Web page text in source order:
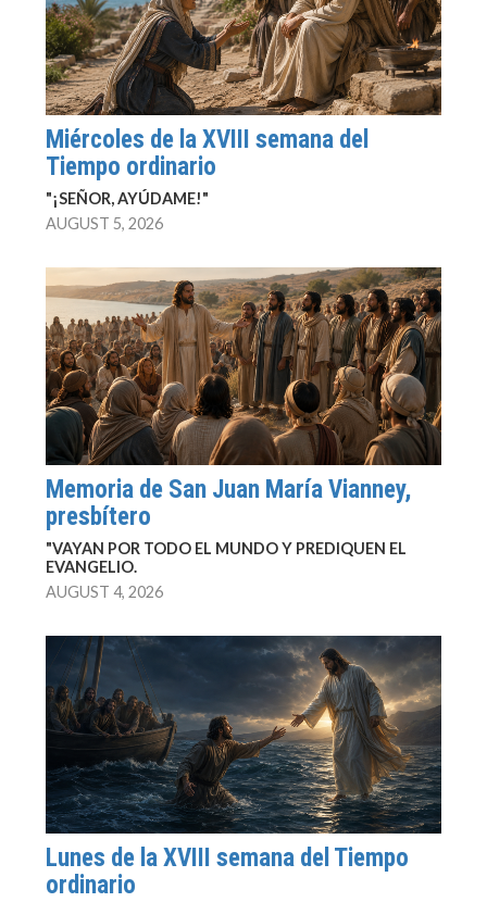
Miércoles de la XVIII semana del
Tiempo ordinario
"¡SEÑOR, AYÚDAME!"
AUGUST 5, 2026
Memoria de San Juan María Vianney,
presbítero
"VAYAN POR TODO EL MUNDO Y PREDIQUEN EL
EVANGELIO.
AUGUST 4, 2026
Lunes de la XVIII semana del Tiempo
ordinario